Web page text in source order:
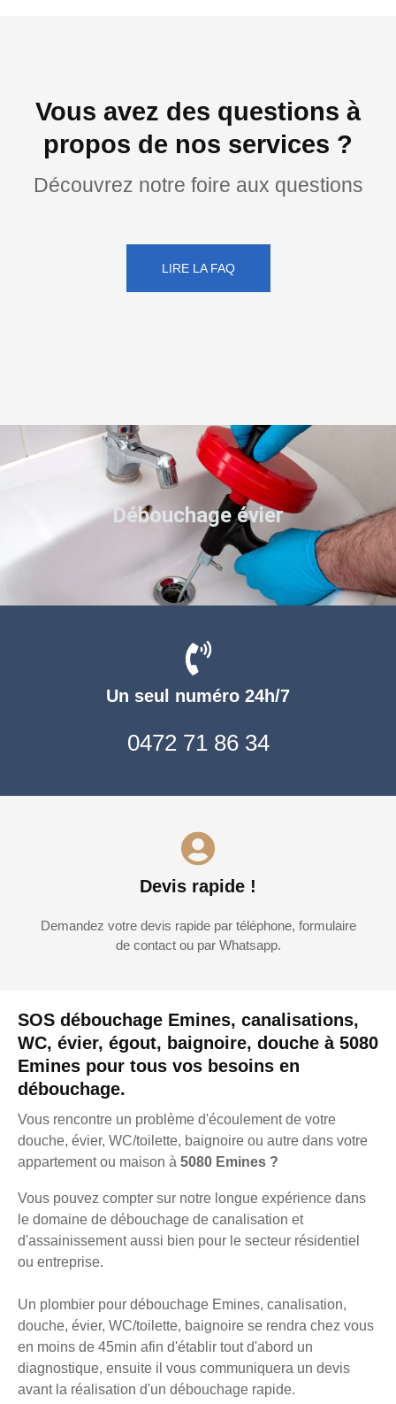
Vous avez des questions à
propos de nos services ?
Découvrez notre foire aux questions
LIRE LA FAQ
SOS débouchage Emines, canalisations,
WC, évier, égout, baignoire, douche à 5080
Emines pour tous vos besoins en
débouchage.
Vous rencontre un problème d'écoulement de votre
douche, évier, WC/toilette, baignoire ou autre dans votre
appartement ou maison à 5080 Emines ?
Vous pouvez compter sur notre longue expérience dans
le domaine de débouchage de canalisation et
d'assainissement aussi bien pour le secteur résidentiel
ou entreprise.
Un plombier pour débouchage Emines, canalisation,
douche, évier, WC/toilette, baignoire se rendra chez vous
en moins de 45min afin d'établir tout d'abord un
diagnostique, ensuite il vous communiquera un devis
avant la réalisation d'un débouchage rapide.
Un seul numéro 24h/7
0472 71 86 34
Devis rapide !
Demandez votre devis rapide par téléphone, formulaire
de contact ou par Whatsapp.
Débouchage évier